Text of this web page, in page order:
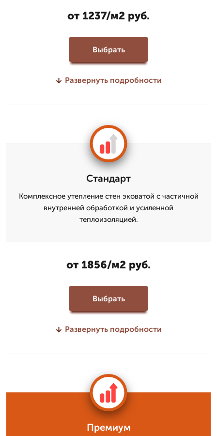
от 1237/м2 руб.
Выбрать
Развернуть подробности
Стандарт
Комплексное утепление стен эковатой с частичной
внутренней обработкой и усиленной
теплоизоляцией.
от 1856/м2 руб.
Выбрать
Развернуть подробности
Премиум